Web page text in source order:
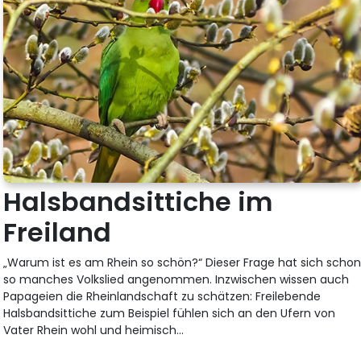
Halsbandsittiche im
Freiland
„Warum ist es am Rhein so schön?“ Dieser Frage hat sich schon
so manches Volkslied angenommen. Inzwischen wissen auch
Papageien die Rheinlandschaft zu schätzen: Freilebende
Halsbandsittiche zum Beispiel fühlen sich an den Ufern von
Vater Rhein wohl und heimisch...